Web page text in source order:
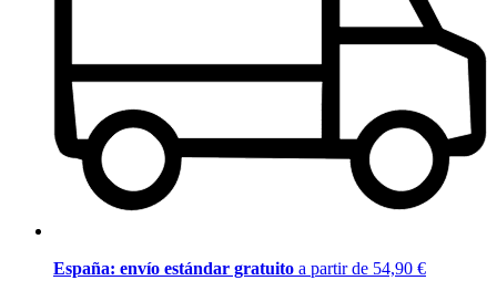
España: envío estándar gratuito a partir de 54,90 €